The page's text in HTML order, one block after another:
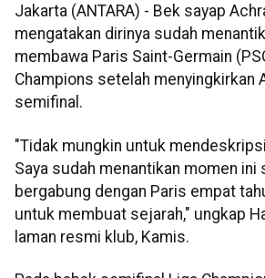
Jakarta (ANTARA) - Bek sayap
mengatakan dirinya sudah
membawa Paris Saint-Germain
Champions setelah menyingkirkan
semifinal.
"Tidak mungkin untuk
Saya sudah menantikan momen ini
bergabung dengan Paris empat
untuk membuat sejarah," ungkap
laman resmi klub, Kamis.